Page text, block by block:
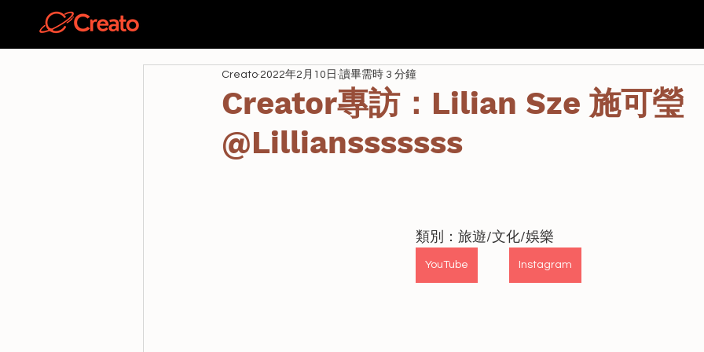
Creator專訪：Lilian Sze 施可瑩
@Lilliansssssss
Creato 2022年2月10日 讀畢需時 3 分鐘
類別：旅遊/文化/娛樂
YouTube Instagram